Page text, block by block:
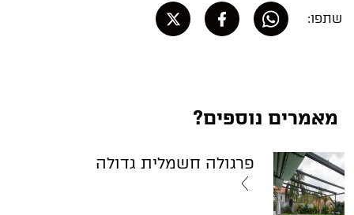
שתפו:
מאמרים נוספים?
פרגולה חשמלית גדולה